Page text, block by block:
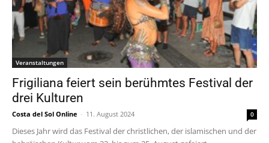
Veranstaltungen
Frigiliana feiert sein berühmtes Festival der
drei Kulturen
Costa del Sol Online - 11. August 2024 0
Dieses Jahr wird das Festival der christlichen, der islamischen und der